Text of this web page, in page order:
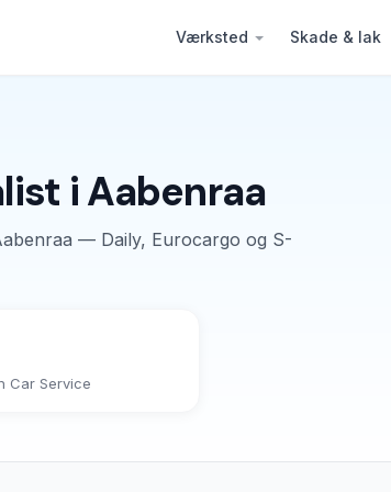
Værksted Skade & lak
i Aabenraa
— Daily, Eurocargo og S-
Car Service